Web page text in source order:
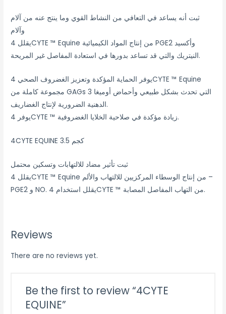
ثبت أنه يساعد في التعافي من النشاط القوي وما ينتج عنه من آلام
وآلام
يقلل 4CYTE ™ Equine من إنتاج المواد الكيميائية PGE2 وأكسيد
النيتريك والتي قد تساعد بدورها في استعادة المفاصل غير المريحة.
يوفر الحماية المؤكدة وتعزيز الغضروف الصحي 4CYTE ™ Equine
مجموعة كاملة من GAGs التي تحدث بشكل طبيعي وأحماض أوميغا 3
الدهنية الضرورية لإنتاج الغضاريف.
يوفر 4CYTE ™ زيادة مؤكدة في صلاحية الخلايا الغضروفية.
4CYTE EQUINE 3.5 كجم
ثبت تأثير مضاد للالتهابات وتسكين محتمل
يقلل 4CYTE ™ Equine من إنتاج الوسطاء المركزيين للالتهاب والألم –
PGE2 و NO. يقلل استخدام 4CYTE ™ من التهاب المفاصل المصابة.
Reviews
There are no reviews yet.
Be the first to review “4CYTE
EQUINE”